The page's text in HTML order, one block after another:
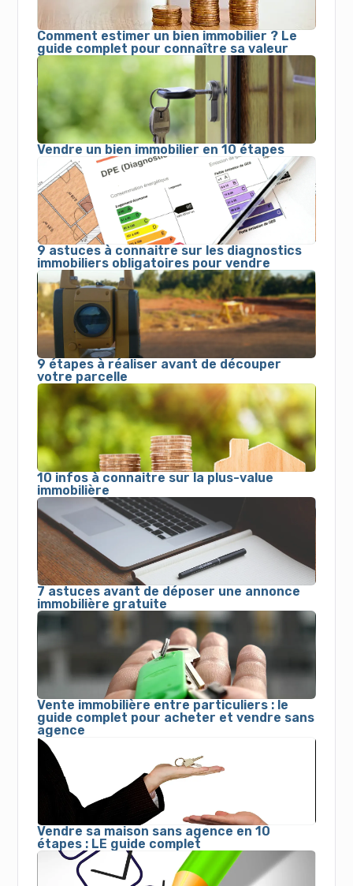
Comment estimer un bien immobilier ? Le
guide complet pour connaître sa valeur
Vendre un bien immobilier en 10 étapes
9 astuces à connaitre sur les diagnostics
immobiliers obligatoires pour vendre
9 étapes à réaliser avant de découper
votre parcelle
10 infos à connaitre sur la plus-value
immobilière
7 astuces avant de déposer une annonce
immobilière gratuite
Vente immobilière entre particuliers : le
guide complet pour acheter et vendre sans
agence
Vendre sa maison sans agence en 10
étapes : LE guide complet